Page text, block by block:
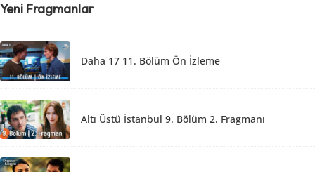
Yeni Fragmanlar
Daha 17 11. Bölüm Ön İzleme
Altı Üstü İstanbul 9. Bölüm 2. Fragmanı